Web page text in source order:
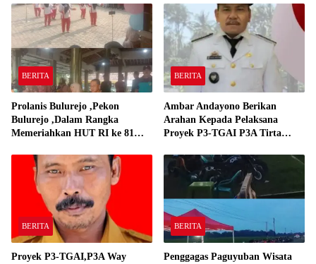
BERITA
Prolanis Bulurejo ,Pekon
Bulurejo ,Dalam Rangka
Memeriahkan HUT RI ke 81
BERITA
Ambar Andayono Berikan
Arahan Kepada Pelaksana
Proyek P3-TGAI P3A Tirta
BERITA
Proyek P3-TGAI,P3A Way
BERITA
Penggagas Paguyuban Wisata